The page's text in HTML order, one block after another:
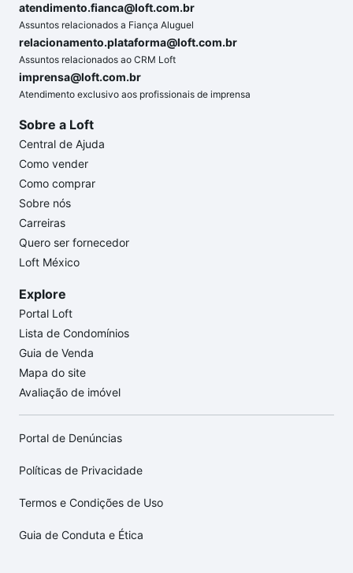
atendimento.fianca@loft.com.br
Assuntos relacionados a Fiança Aluguel
relacionamento.plataforma@loft.com.br
Assuntos relacionados ao CRM Loft
imprensa@loft.com.br
Atendimento exclusivo aos profissionais de imprensa
Sobre a Loft
Central de Ajuda
Como vender
Como comprar
Sobre nós
Carreiras
Quero ser fornecedor
Loft México
Explore
Portal Loft
Lista de Condomínios
Guia de Venda
Mapa do site
Avaliação de imóvel
Portal de Denúncias
Políticas de Privacidade
Termos e Condições de Uso
Guia de Conduta e Ética